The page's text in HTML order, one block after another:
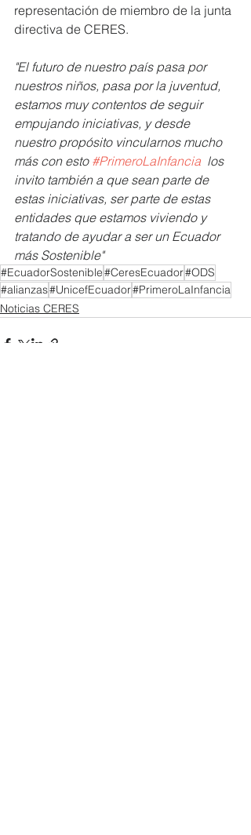
representación de miembro de la junta
directiva de CERES.
"El futuro de nuestro país pasa por
nuestros niños, pasa por la juventud,
estamos muy contentos de seguir
empujando iniciativas, y desde
nuestro propósito vincularnos mucho
más con esto #PrimeroLaInfancia
  los
invito también a que sean parte de
estas iniciativas, ser parte de estas
entidades que estamos viviendo y
tratando de ayudar a ser un Ecuador
más Sostenible"
#EcuadorSostenible#CeresEcuador#ODS
#alianzas#UnicefEcuador#PrimeroLaInfancia
Noticias CERES